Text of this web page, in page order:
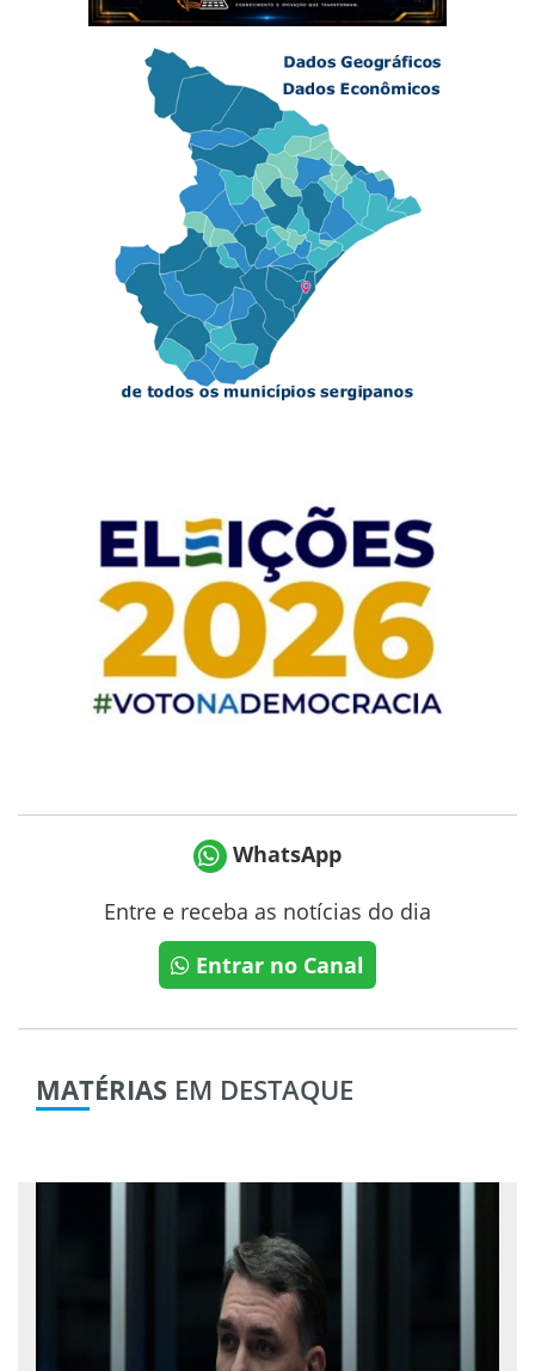
WhatsApp
Entre e receba as notícias do dia
Entrar no Canal
MATÉRIAS EM DESTAQUE